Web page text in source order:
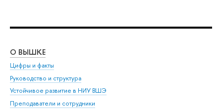
О ВЫШКЕ
Цифры и факты
Руководство и структура
Устойчивое развитие в НИУ ВШЭ
Преподаватели и сотрудники